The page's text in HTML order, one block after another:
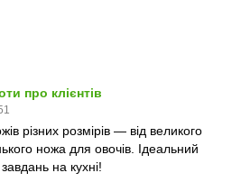
про клієнтів
різних розмірів — від великого
ножа для овочів. Ідеальний
на кухні!